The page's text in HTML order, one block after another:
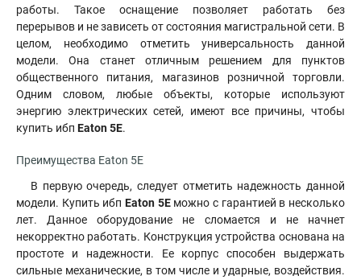
работы. Такое оснащение позволяет работать без
перерывов и не зависеть от состояния магистральной сети. В
целом, необходимо отметить универсальность данной
модели. Она станет отличным решением для пунктов
общественного питания, магазинов розничной торговли.
Одним словом, любые объекты, которые используют
энергию электрических сетей, имеют все причины, чтобы
купить ибп Eaton 5E.
Преимущества Eaton 5E
В первую очередь, следует отметить надежность данной
модели. Купить ибп Eaton 5Eможно с гарантией в несколько
лет. Данное оборудование не сломается и не начнет
некорректно работать. Конструкция устройства основана на
простоте и надежности. Ее корпус способен выдержать
сильные механические, в том числе и ударные, воздействия.